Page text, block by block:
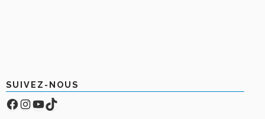
SUIVEZ-NOUS
Facebook
Compte Instagram
YouTube
TikTok